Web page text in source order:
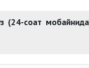
(24-соат